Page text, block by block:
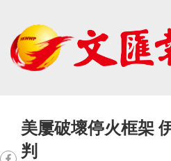
美屢破壞停火框架
判